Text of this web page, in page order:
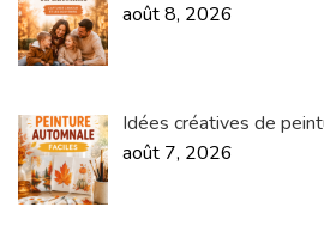
août 8, 2026
Idées créatives de
août 7, 2026